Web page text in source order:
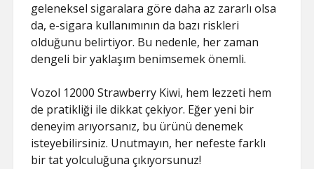
geleneksel sigaralara göre daha az zararlı olsa
da, e-sigara kullanımının da bazı riskleri
olduğunu belirtiyor. Bu nedenle, her zaman
dengeli bir yaklaşım benimsemek önemli.
Vozol 12000 Strawberry Kiwi, hem lezzeti hem
de pratikliği ile dikkat çekiyor. Eğer yeni bir
deneyim arıyorsanız, bu ürünü denemek
isteyebilirsiniz. Unutmayın, her nefeste farklı
bir tat yolculuğuna çıkıyorsunuz!